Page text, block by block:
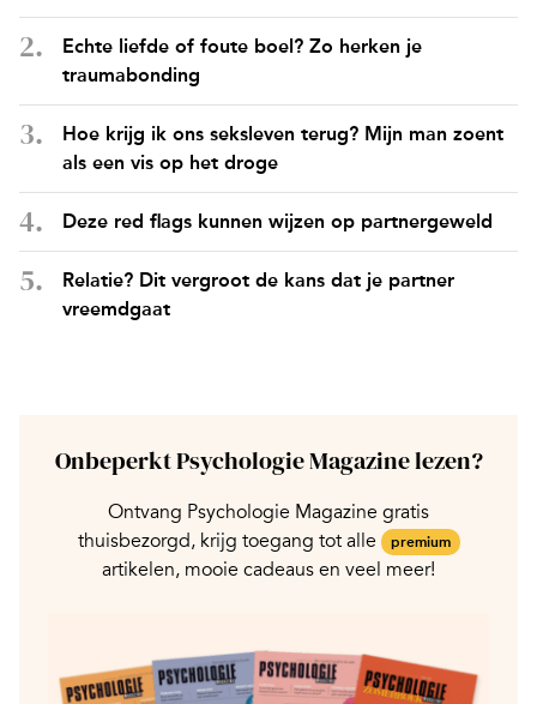
Echte liefde of foute boel? Zo herken je
traumabonding
Hoe krijg ik ons seksleven terug? Mijn man zoent
als een vis op het droge
Deze red flags kunnen wijzen op partnergeweld
Relatie? Dit vergroot de kans dat je partner
vreemdgaat
Onbeperkt Psychologie Magazine lezen?
Ontvang Psychologie Magazine gratis
thuisbezorgd, krijg toegang tot alle
premium
artikelen, mooie cadeaus en veel meer!